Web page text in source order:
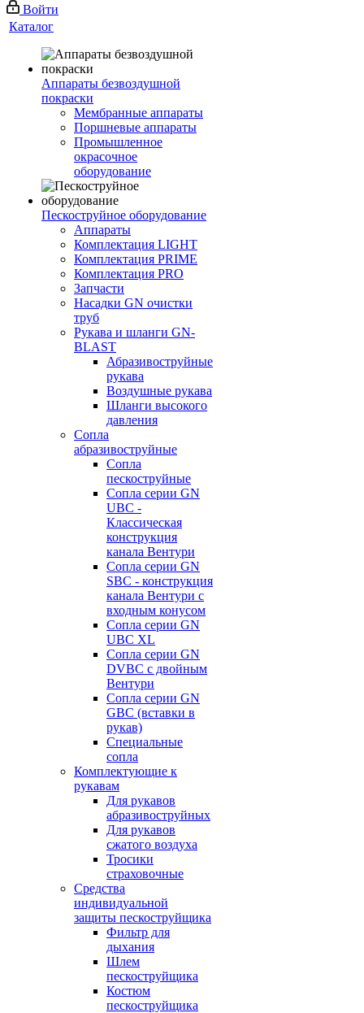
Войти
Каталог
Аппараты безвоздушной
покраски
Мембранные аппараты
Поршневые аппараты
Промышленное
окрасочное
оборудование
Пескоструйное оборудование
Аппараты
Комплектация LIGHT
Комплектация PRIME
Комплектация PRO
Запчасти
Насадки GN очистки
труб
Рукава и шланги GN-
BLAST
Абразивоструйные
рукава
Воздушные рукава
Шланги высокого
давления
Сопла
абразивоструйные
Сопла
пескоструйные
Сопла серии GN
UBC -
Классическая
конструкция
канала Вентури
Сопла серии GN
SBC - конструкция
канала Вентури c
входным конусом
Сопла серии GN
UBC XL
Сопла серии GN
DVBC с двойным
Вентури
Сопла серии GN
GBC (вставки в
рукав)
Специальные
сопла
Комплектующие к
рукавам
Для рукавов
абразивоструйных
Для рукавов
сжатого воздуха
Тросики
страховочные
Средства
индивидуальной
защиты пескоструйщика
Фильтр для
дыхания
Шлем
пескоструйщика
Костюм
пескоструйщика